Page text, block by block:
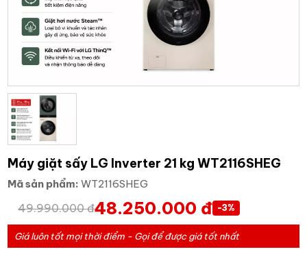
Máy giặt sấy LG Inverter 21 kg WT2116SHEG
Mã sản phẩm:WT2116SHEG
49.990.000 đ48.250.000 đ -3%
Giá luôn tốt mọi thời điểm - Gọi để được giá tốt nhất